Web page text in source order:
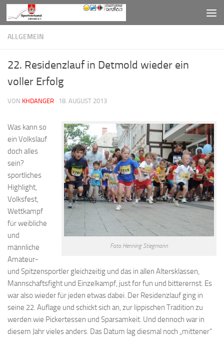
Zum Inhalt springen
ALLGEMEIN
22. Residenzlauf in Detmold wieder ein
voller Erfolg
VON KHDANGER · 18. AUGUST 2013
Foto Henning Stiegmann
Was kann so
ein Volkslauf
doch alles
sein?
sportliches
Highlight,
Volksfest,
Wettkampf
für weibliche
und
männliche
Amateur-
und Spitzensportler gleichzeitig und das in allen Altersklassen,
Mannschaftsfight und Einzelkampf, just for fun und bitterernst. Es
war also wieder für jeden etwas dabei. Der Residenzlauf ging in
seine 22. Auflage und schickt sich an, zur lippischen Tradition zu
werden wie Pickertessen und Sparsamkeit. Und dennoch war in
diesem Jahr vieles anders. Das Datum lag diesmal noch „mittener“